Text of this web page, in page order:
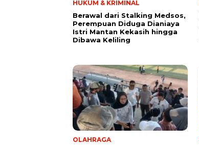
HUKUM & KRIMINAL
Berawal dari Stalking Medsos,
Perempuan Diduga Dianiaya
Istri Mantan Kekasih hingga
Dibawa Keliling
OLAHRAGA